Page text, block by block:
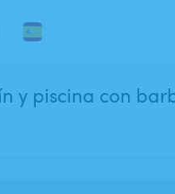
y piscina con